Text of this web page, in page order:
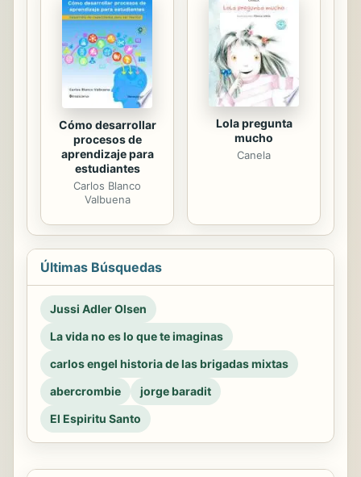
Cómo desarrollar
procesos de
aprendizaje para
estudiantes
Carlos Blanco
Valbuena
Lola pregunta
mucho
Canela
Últimas Búsquedas
Jussi Adler Olsen
La vida no es lo que te imaginas
carlos engel historia de las brigadas mixtas
abercrombie
jorge baradit
El Espiritu Santo